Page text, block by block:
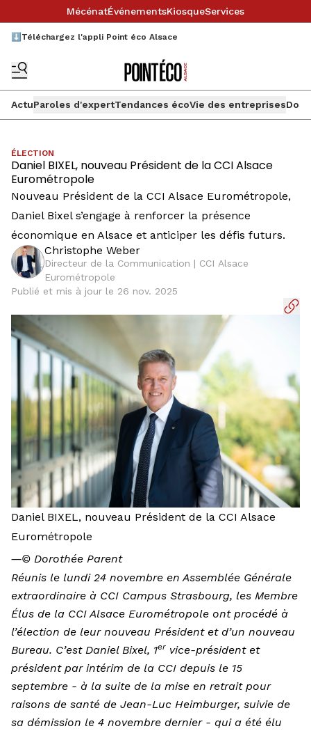
MécénatÉvénementsKiosqueServices
⬇️Téléchargez l'appli Point éco Alsace
ActuParoles d'expertTendances écoVie des entreprises
ÉLECTION
Daniel BIXEL, nouveau Président de la CCI Alsace
Eurométropole
Nouveau Président de la CCI Alsace Eurométropole,
Daniel Bixel s’engage à renforcer la présence
économique en Alsace et anticiper les défis futurs.
Christophe Weber
Directeur de la Communication | CCI Alsace
Eurométropole
Publié et mis à jour le 26 nov. 2025
Daniel BIXEL, nouveau Président de la CCI Alsace
Eurométropole
―© Dorothée Parent
Réunis le lundi 24 novembre en Assemblée Générale
extraordinaire à CCI Campus Strasbourg, les Membre
Élus de la CCI Alsace Eurométropole ont procédé à
l’élection de leur nouveau Président et d’un nouveau
Bureau. C’est Daniel Bixel, 1er vice-président et
président par intérim de la CCI depuis le 15
septembre - à la suite de la mise en retrait pour
raisons de santé de Jean-Luc Heimburger, suivie de
sa démission le 4 novembre dernier - qui a été élu